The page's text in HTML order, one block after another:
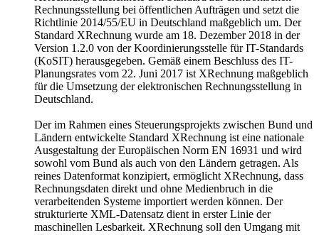
Rechnungsstellung bei öffentlichen Aufträgen und setzt die
Richtlinie 2014/55/EU in Deutschland maßgeblich um. Der
Standard XRechnung wurde am 18. Dezember 2018 in der
Version 1.2.0 von der Koordinierungsstelle für IT-Standards
(KoSIT) herausgegeben. Gemäß einem Beschluss des IT-
Planungsrates vom 22. Juni 2017 ist XRechnung maßgeblich
für die Umsetzung der elektronischen Rechnungsstellung in
Deutschland.
Der im Rahmen eines Steuerungsprojekts zwischen Bund und
Ländern entwickelte Standard XRechnung ist eine nationale
Ausgestaltung der Europäischen Norm EN 16931 und wird
sowohl vom Bund als auch von den Ländern getragen. Als
reines Datenformat konzipiert, ermöglicht XRechnung, dass
Rechnungsdaten direkt und ohne Medienbruch in die
verarbeitenden Systeme importiert werden können. Der
strukturierte XML-Datensatz dient in erster Linie der
maschinellen Lesbarkeit. XRechnung soll den Umgang mit